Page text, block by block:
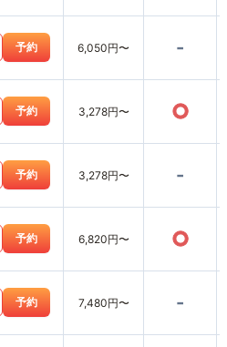
予約 6,050円〜 -
予約 3,278円〜 ○
予約 3,278円〜 -
予約 6,820円〜 ○
予約 7,480円〜 -